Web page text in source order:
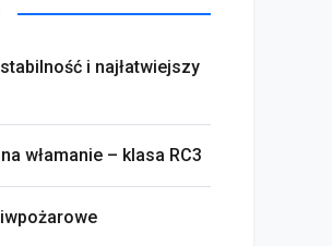
i najłatwiejszy
włamanie – klasa RC3